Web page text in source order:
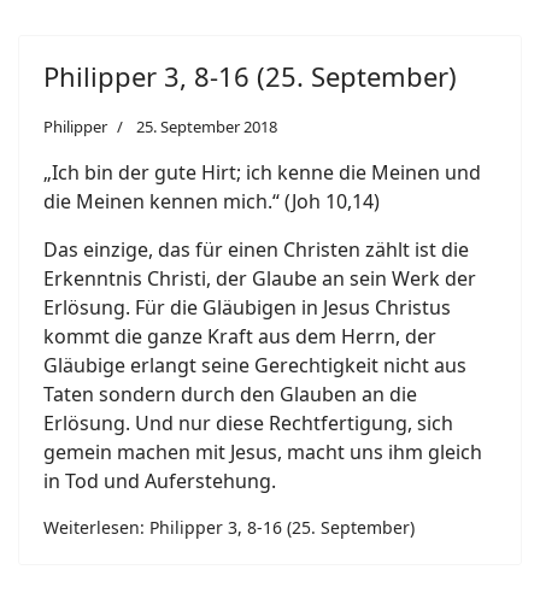
Philipper 3, 8-16 (25. September)
Philipper 25. September 2018
„Ich bin der gute Hirt; ich kenne die Meinen und
die Meinen kennen mich.“ (Joh 10,14)
Das einzige, das für einen Christen zählt ist die
Erkenntnis Christi, der Glaube an sein Werk der
Erlösung. Für die Gläubigen in Jesus Christus
kommt die ganze Kraft aus dem Herrn, der
Gläubige erlangt seine Gerechtigkeit nicht aus
Taten sondern durch den Glauben an die
Erlösung. Und nur diese Rechtfertigung, sich
gemein machen mit Jesus, macht uns ihm gleich
in Tod und Auferstehung.
Weiterlesen: Philipper 3, 8-16 (25. September)